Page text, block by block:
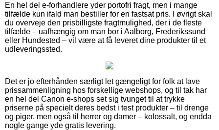
En hel del e-forhandlere yder portofri fragt, men i mange
tilfælde kun ifald man bestiller for en fastsat pris. I øvrigt skal
du overveje den prisbilligste fragtmulighed, der i de fleste
tilfælde – uafhængig om man bor i Aalborg, Frederikssund
eller Hundested – vil være at få leveret dine produkter til et
udleveringssted.
Det er jo efterhånden særligt let gængeligt for folk at lave
prissammenligning hos forskellige webshops, og til tak har
en hel del Canon e-shops set sig tvunget til at trykke
priserne på specielt deres bedst i test produkter – til drenge
og piger, men også til herrer og damer – kolossalt, og endda
nogle gange yde gratis levering.